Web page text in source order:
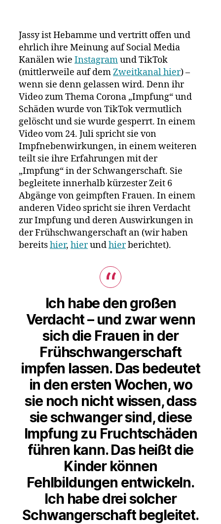
6
fehlende
nach
der
Impfung
Jassy ist Hebamme und vertritt offen und
ehrlich ihre Meinung auf Social Media
Kanälen wie Instagramund TikTok
(mittlerweile auf demZweitkanal hier) –
wenn sie denn gelassen wird. Denn ihr
Video zum Thema Corona „Impfung“ und
Schäden wurde von TikTok vermutlich
gelöscht und sie wurde gesperrt. In einem
Video vom 24. Juli spricht sie von
Impfnebenwirkungen, in einem weiteren
teilt sie ihre Erfahrungen mit der
„Impfung“ in der Schwangerschaft. Sie
begleitete innerhalb kürzester Zeit 6
Abgänge von geimpften Frauen. In einem
anderen Video spricht sie ihren Verdacht
zur Impfung und deren Auswirkungen in
der Frühschwangerschaft an (wir haben
bereitshier, hierundhierberichtet).
Ich habe den großen
Verdacht – und zwar wenn
sich die Frauen in der
Frühschwangerschaft
impfen lassen. Das bedeutet
in den ersten Wochen, wo
sie noch nicht wissen, dass
sie schwanger sind, diese
Impfung zu Fruchtschäden
führen kann. Das heißt die
Kinder können
Fehlbildungen entwickeln.
Ich habe drei solcher
Schwangerschaft begleitet.